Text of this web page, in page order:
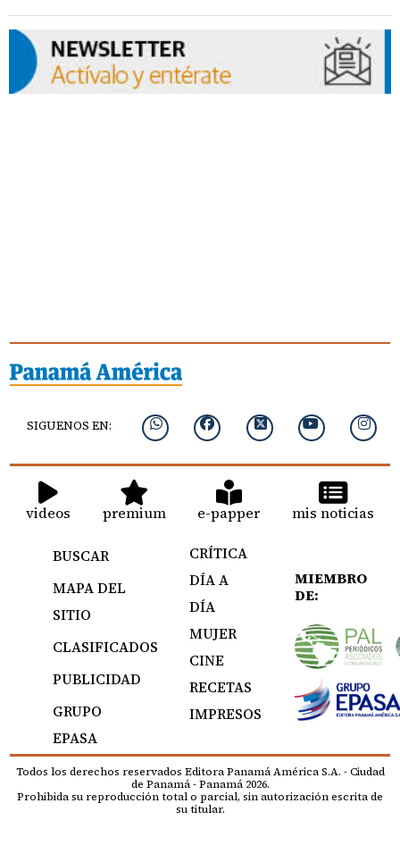
SIGUENOS EN:
videos premium e-papper mis noticias
BUSCAR
MAPA DEL
SITIO
CLASIFICADOS
PUBLICIDAD
GRUPO
EPASA
CRÍTICA
DÍA A
DÍA
MUJER
CINE
RECETAS
IMPRESOS
MIEMBRO
DE:
Todos los derechos reservados Editora Panamá América S.A. - Ciudad
de Panamá - Panamá 2026.
Prohibida su reproducción total o parcial, sin autorización escrita de
su titular.